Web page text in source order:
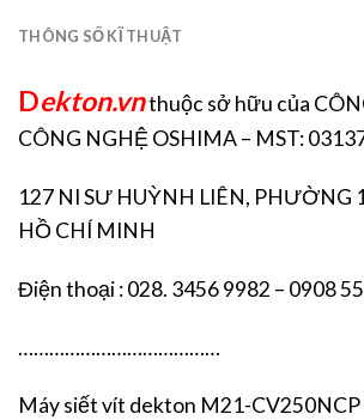
THÔNG SỐ KĨ THUẬT
Dekton.vnthuộc sở hữu của
CÔNG NGHỆ OSHIMA – MST:
127 NI SƯ HUỲNH LIÊN, PHƯỜNG
HỒ CHÍ MINH
Điện thoại : 028. 3456 9982 – 0908
…………………………………
Máy siết vít dekton M21-CV250NCP